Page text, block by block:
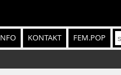
KONTAKT FEM.POP